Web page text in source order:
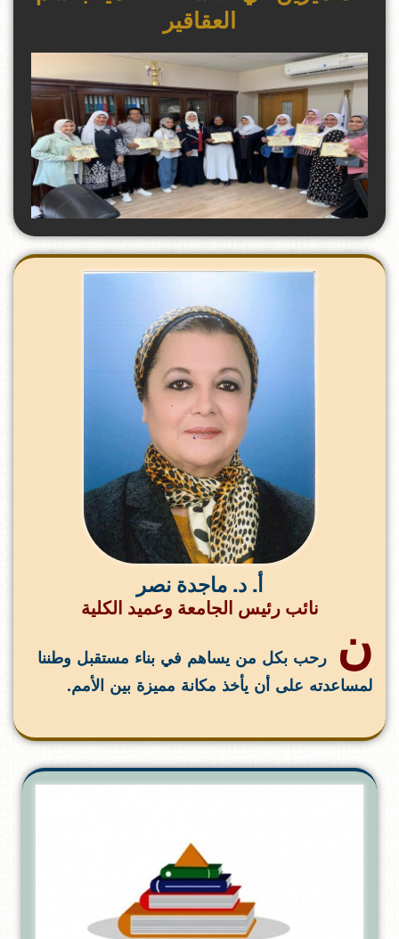
العقاقير
أ. د. ماجدة نصر
نائب رئيس الجامعة وعميد الكلية
ن
رحب بكل من يساهم في بناء مستقبل وطننا
لمساعدته على أن يأخذ مكانة مميزة بين الأمم.